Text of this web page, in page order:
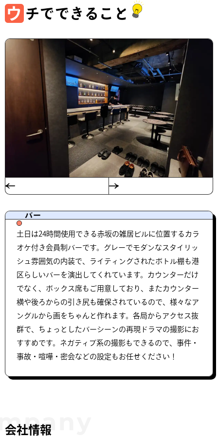
ウ チでできること
バー
土日は24時間使用できる赤坂の雑居ビルに位置するカラ
オケ付き会員制バーです。グレーでモダンなスタイリッ
シュ雰囲気の内装で、ライティングされたボトル棚も港
区らしいバーを演出してくれています。カウンターだけ
でなく、ボックス席もご用意しており、またカウンター
横や後ろからの引き尻も確保されているので、様々なア
ングルから画をちゃんと作れます。各局からアクセス抜
群で、ちょっとしたバーシーンの再現ドラマの撮影にお
すすめです。ネガティブ系の撮影もできるので、事件・
事故・喧嘩・密会などの設定もお任せください！
会社情報